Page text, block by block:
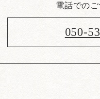
電話での
050-